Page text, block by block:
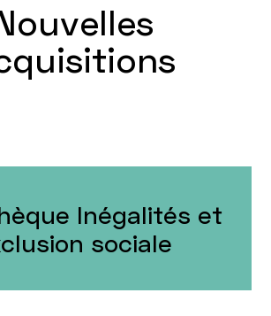
sociale
Inégalités et
sociale